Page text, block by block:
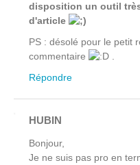
disposition un outil
d'article
PS : désolé pour le petit
commentaire
Répondre
HUBIN
Bonjour,
Je ne suis pas pro en